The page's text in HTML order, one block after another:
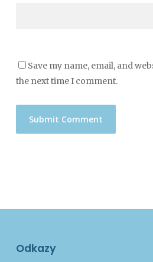
Save my name, email, and
the next time I comment.
Odkazy